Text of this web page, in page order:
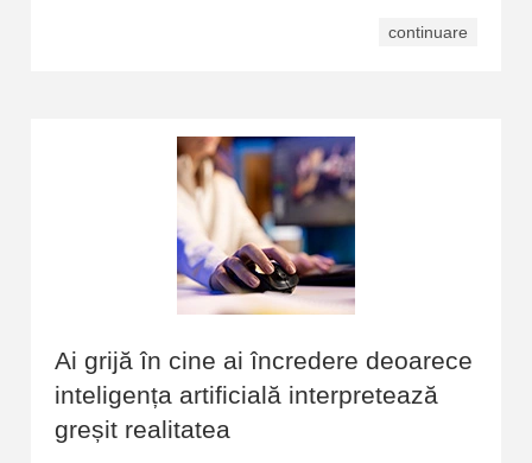
continuare
Ai grijă în cine ai încredere deoarece
inteligența artificială interpretează
greșit realitatea